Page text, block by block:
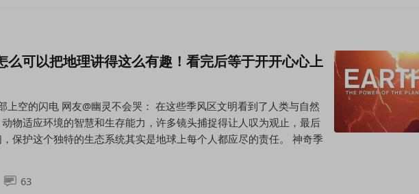
么可以把地理讲得这么有趣！看完后等于开开心心上
上空的闪电 网友@幽灵不会哭： 在这些季风区文明看到了人类与自然
物适应环境的智慧和生存能力，许多镜头捕捉得让人叹为观止，最后
保护这个独特的生态系统其实是地球上每个人都应尽的责任。 神奇季
63